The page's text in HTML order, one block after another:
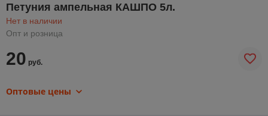
Петуния ампельная КАШПО 5л.
Нет в наличии
Опт и розница
20 руб.
Оптовые цены